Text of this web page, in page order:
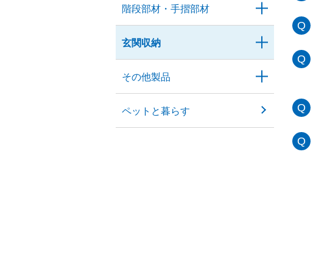
階段部材・手摺部材
玄関収納
その他製品
ペットと暮らす